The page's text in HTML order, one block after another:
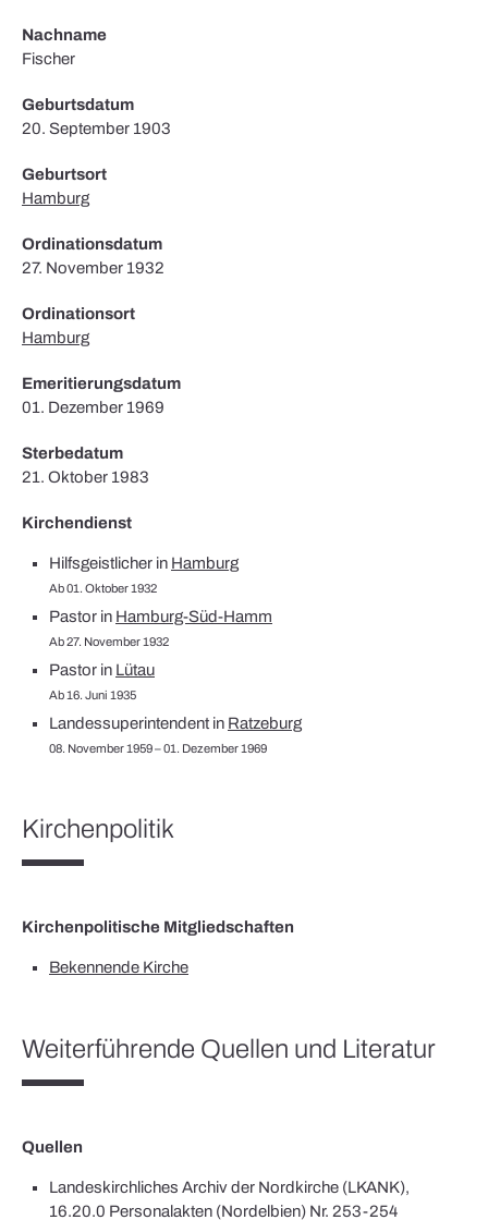
Nachname
Fischer
Geburtsdatum
20. September 1903
Geburtsort
Hamburg
Ordinationsdatum
27. November 1932
Ordinationsort
Hamburg
Emeritierungsdatum
01. Dezember 1969
Sterbedatum
21. Oktober 1983
Kirchendienst
Hilfsgeistlicher in Hamburg
Ab 01. Oktober 1932
Pastor in Hamburg-Süd-Hamm
Ab 27. November 1932
Pastor in Lütau
Ab 16. Juni 1935
Landessuperintendent in Ratzeburg
08. November 1959 – 01. Dezember 1969
Kirchenpolitik
Kirchenpolitische Mitgliedschaften
Bekennende Kirche
Weiterführende Quellen und Literatur
Quellen
Landeskirchliches Archiv der Nordkirche (LKANK),
16.20.0 Personalakten (Nordelbien) Nr. 253-254